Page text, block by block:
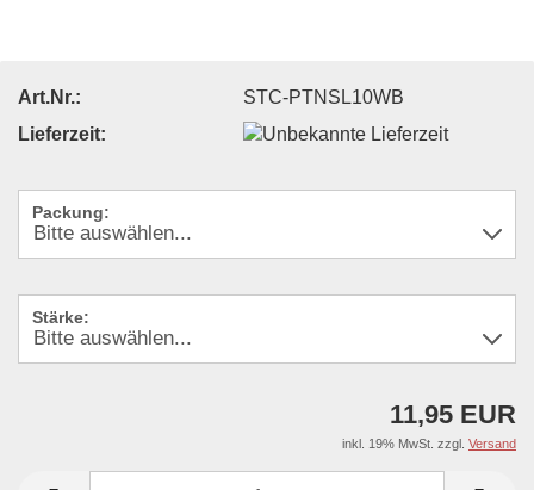
Art.Nr.:
STC-PTNSL10WB
Lieferzeit:
Packung:
Stärke:
11,95 EUR
inkl. 19% MwSt. zzgl. Versand